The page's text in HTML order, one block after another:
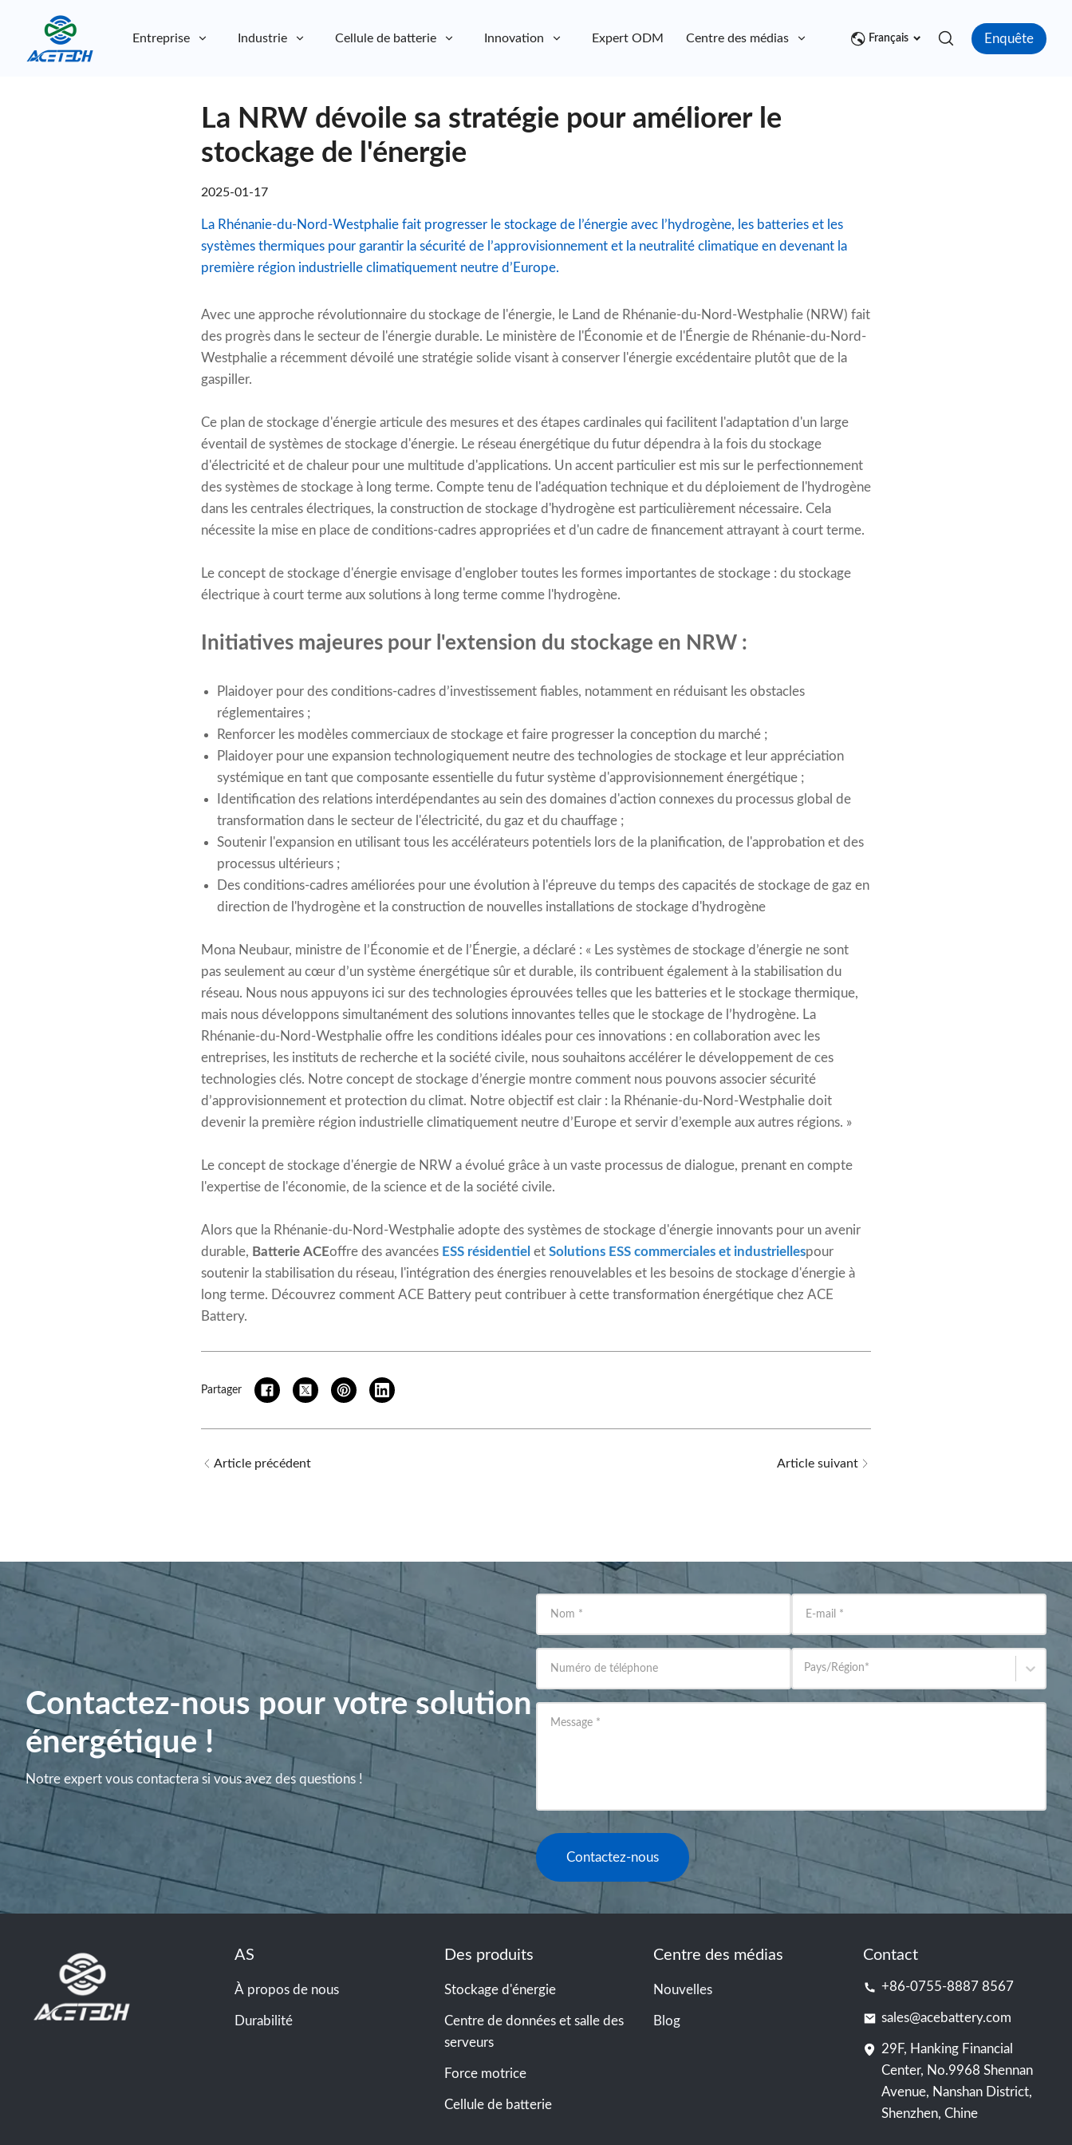
Entreprise Industrie Cellule de batterie Innovation Expert ODM Centre des médias ContactFrançais Enquête
La NRW dévoile sa stratégie pour améliorer le
stockage de l'énergie
2025-01-17
La Rhénanie-du-Nord-Westphalie fait progresser le stockage de l’énergie avec l’hydrogène, les batteries et les
systèmes thermiques pour garantir la sécurité de l’approvisionnement et la neutralité climatique en devenant la
première région industrielle climatiquement neutre d’Europe.
Avec une approche révolutionnaire du stockage de l'énergie, le Land de Rhénanie-du-Nord-Westphalie (NRW) fait
des progrès dans le secteur de l'énergie durable. Le ministère de l'Économie et de l'Énergie de Rhénanie-du-Nord-
Westphalie a récemment dévoilé une stratégie solide visant à conserver l'énergie excédentaire plutôt que de la
gaspiller.
Ce plan de stockage d'énergie articule des mesures et des étapes cardinales qui facilitent l'adaptation d'un large
éventail de systèmes de stockage d'énergie. Le réseau énergétique du futur dépendra à la fois du stockage
d'électricité et de chaleur pour une multitude d'applications. Un accent particulier est mis sur le perfectionnement
des systèmes de stockage à long terme. Compte tenu de l'adéquation technique et du déploiement de l'hydrogène
dans les centrales électriques, la construction de stockage d'hydrogène est particulièrement nécessaire. Cela
nécessite la mise en place de conditions-cadres appropriées et d'un cadre de financement attrayant à court terme.
Le concept de stockage d'énergie envisage d'englober toutes les formes importantes de stockage : du stockage
électrique à court terme aux solutions à long terme comme l'hydrogène.
Initiatives majeures pour l'extension du stockage en NRW :
Plaidoyer pour des conditions-cadres d’investissement fiables, notamment en réduisant les obstacles
réglementaires ;
Renforcer les modèles commerciaux de stockage et faire progresser la conception du marché ;
Plaidoyer pour une expansion technologiquement neutre des technologies de stockage et leur appréciation
systémique en tant que composante essentielle du futur système d'approvisionnement énergétique ;
Identification des relations interdépendantes au sein des domaines d'action connexes du processus global de
transformation dans le secteur de l'électricité, du gaz et du chauffage ;
Soutenir l'expansion en utilisant tous les accélérateurs potentiels lors de la planification, de l'approbation et des
processus ultérieurs ;
Des conditions-cadres améliorées pour une évolution à l'épreuve du temps des capacités de stockage de gaz en
direction de l'hydrogène et la construction de nouvelles installations de stockage d'hydrogène
Mona Neubaur, ministre de l’Économie et de l’Énergie, a déclaré : « Les systèmes de stockage d’énergie ne sont
pas seulement au cœur d’un système énergétique sûr et durable, ils contribuent également à la stabilisation du
réseau. Nous nous appuyons ici sur des technologies éprouvées telles que les batteries et le stockage thermique,
mais nous développons simultanément des solutions innovantes telles que le stockage de l’hydrogène. La
Rhénanie-du-Nord-Westphalie offre les conditions idéales pour ces innovations : en collaboration avec les
entreprises, les instituts de recherche et la société civile, nous souhaitons accélérer le développement de ces
technologies clés. Notre concept de stockage d’énergie montre comment nous pouvons associer sécurité
d’approvisionnement et protection du climat. Notre objectif est clair : la Rhénanie-du-Nord-Westphalie doit
devenir la première région industrielle climatiquement neutre d’Europe et servir d’exemple aux autres régions. »
Le concept de stockage d'énergie de NRW a évolué grâce à un vaste processus de dialogue, prenant en compte
l'expertise de l'économie, de la science et de la société civile.
Alors que la Rhénanie-du-Nord-Westphalie adopte des systèmes de stockage d'énergie innovants pour un avenir
durable, Batterie ACEoffre des avancées ESS résidentiel et Solutions ESS commerciales et industriellespour
soutenir la stabilisation du réseau, l'intégration des énergies renouvelables et les besoins de stockage d'énergie à
long terme. Découvrez comment ACE Battery peut contribuer à cette transformation énergétique chez ACE
Battery.
Partager
Article précédent Article suivant
Contactez-nous pour votre solution
énergétique !
Notre expert vous contactera si vous avez des questions !
Nom * E-mail *
Numéro de téléphone Pays/Région*
Message *
Contactez-nous
AS
À propos de nous
Durabilité
Des produits
Stockage d'énergie
Centre de données et salle des
serveurs
Force motrice
Cellule de batterie
Centre des médias
Nouvelles
Blog
Contact
+86-0755-8887 8567
sales@acebattery.com
29F, Hanking Financial
Center, No.9968 Shennan
Avenue, Nanshan District,
Shenzhen, Chine